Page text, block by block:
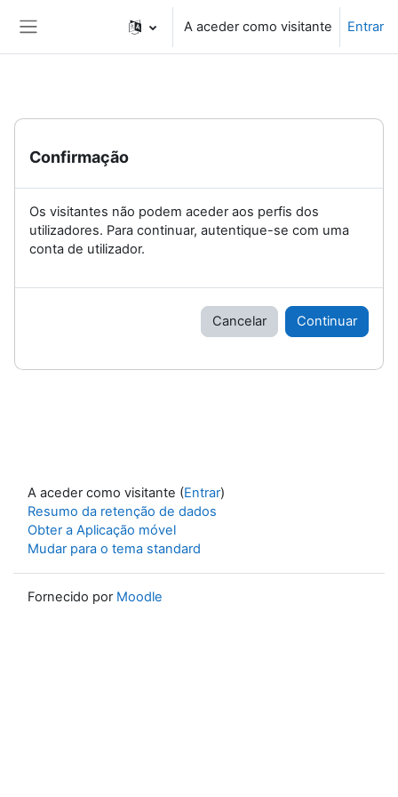
A aceder como visitante Entrar
Confirmação
Os visitantes não podem aceder aos perfis dos
utilizadores. Para continuar, autentique-se com uma
conta de utilizador.
Cancelar Continuar
A aceder como visitante (Entrar)
Resumo da retenção de dados
Obter a Aplicação móvel
Mudar para o tema standard
Fornecido por Moodle